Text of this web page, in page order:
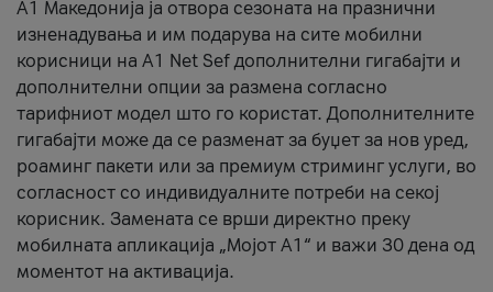
А1 Македонија ја отвора сезоната на празнични
изненадувања и им подарува на сите мобилни
корисници на A1 Net Sef дополнителни гигабајти и
дополнителни опции за размена согласно
тарифниот модел што го користат. Дополнителните
гигабајти може да се разменат за буџет за нов уред,
роаминг пакети или за премиум стриминг услуги, во
согласност со индивидуалните потреби на секој
корисник. Замената се врши директно преку
мобилната апликација „Мојот А1“ и важи 30 дена од
моментот на активација.